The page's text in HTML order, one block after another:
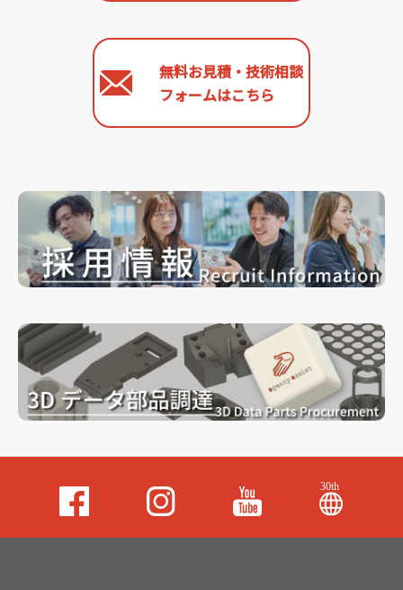
無料お見積・技術相談
フォームはこちら